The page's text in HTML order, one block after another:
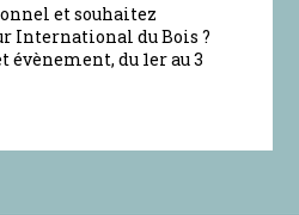
et souhaitez
International du Bois ?
évènement, du 1er au 3